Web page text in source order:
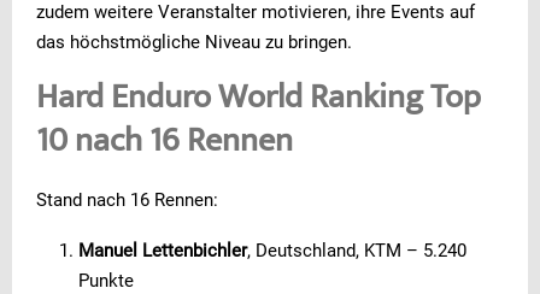
zudem weitere Veranstalter motivieren, ihre Events auf
das höchstmögliche Niveau zu bringen.
Hard Enduro World Ranking Top
10 nach 16 Rennen
Stand nach 16 Rennen:
Manuel Lettenbichler, Deutschland, KTM – 5.240
Punkte